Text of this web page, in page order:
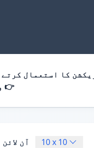
کا استعمال
ویب ٹیبلز نکالیں 👉
آن 10x 10